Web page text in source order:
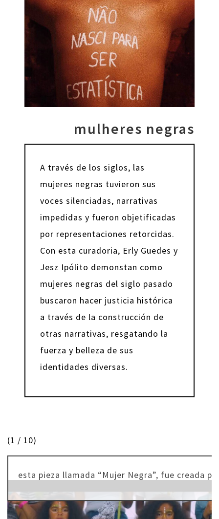
mulheres negras
A través de los siglos, las
mujeres negras tuvieron sus
voces silenciadas, narrativas
impedidas y fueron objetificadas
por representaciones retorcidas.
Con esta curadoria, Erly Guedes y
Jesz Ipólito demonstan como
mujeres negras del siglo pasado
buscaron hacer justicia histórica
a través de la construcción de
otras narrativas, resgatando la
fuerza y belleza de sus
identidades diversas.
(1 / 10)
esta pieza llamada “Mujer Negra”, fue creada